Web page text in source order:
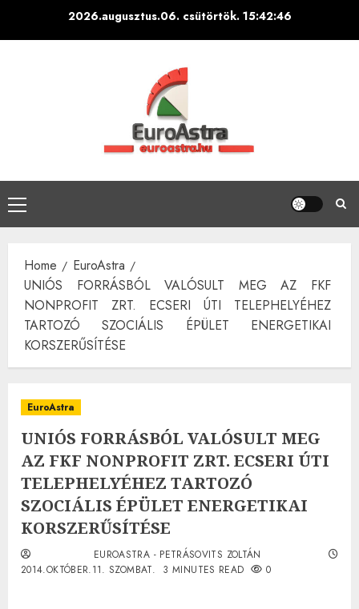
2026.augusztus.06. csütörtök.15:42:47
Primary
Menu
Home
EuroAstra
UNIÓS FORRÁSBÓL VALÓSULT MEG AZ FKF
NONPROFIT ZRT. ECSERI ÚTI TELEPHELYÉHEZ
TARTOZÓ SZOCIÁLIS ÉPÜLET ENERGETIKAI
KORSZERŰSÍTÉSE
EuroAstra
UNIÓS FORRÁSBÓL VALÓSULT MEG
AZ FKF NONPROFIT ZRT. ECSERI ÚTI
TELEPHELYÉHEZ TARTOZÓ
SZOCIÁLIS ÉPÜLET ENERGETIKAI
KORSZERŰSÍTÉSE
EUROASTRA - PETRÁSOVITS ZOLTÁN
2014.OKTÓBER.11. SZOMBAT.
3 MINUTES READ 0